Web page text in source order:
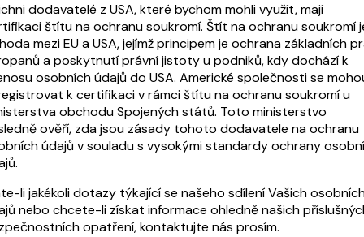
dodavatelé z USA, které bychom mohli využít, mají
štítu na ochranu soukromí. Štít na ochranu soukromí
mezi EU a USA, jejímž principem je ochrana základních
a poskytnutí právní jistoty u podniků, kdy dochází k
osobních údajů do USA. Americké společnosti se
k certifikaci v rámci štítu na ochranu soukromí u
obchodu Spojených států. Toto ministerstvo
ověří, zda jsou zásady tohoto dodavatele na ochranu
údajů v souladu s vysokými standardy ochrany
li jakékoli dotazy týkající se našeho sdílení Vašich
nebo chcete-li získat informace ohledně našich
opatření, kontaktujte nás prosím.